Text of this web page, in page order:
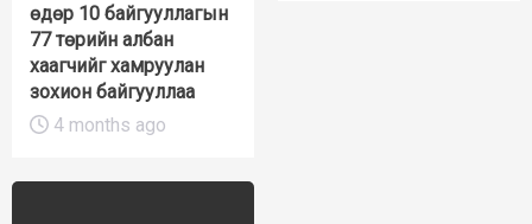
өдөр 10 байгууллагын
77 төрийн албан
хаагчийг хамруулан
зохион байгууллаа
4 months ago